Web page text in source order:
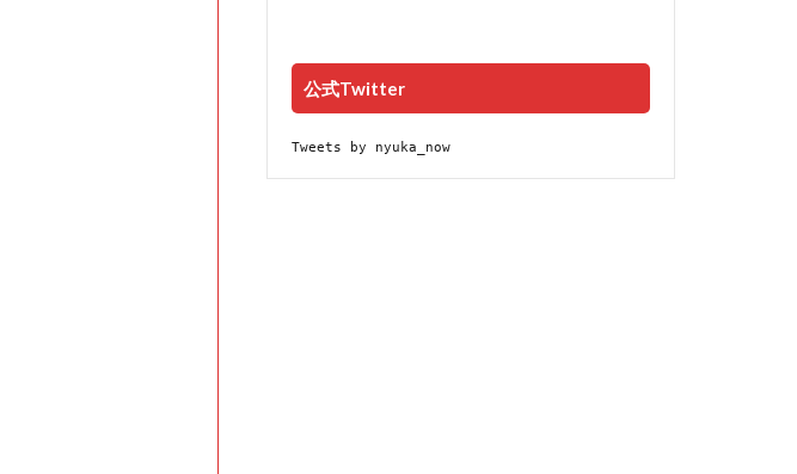
公式Twitter
Tweets by nyuka_now